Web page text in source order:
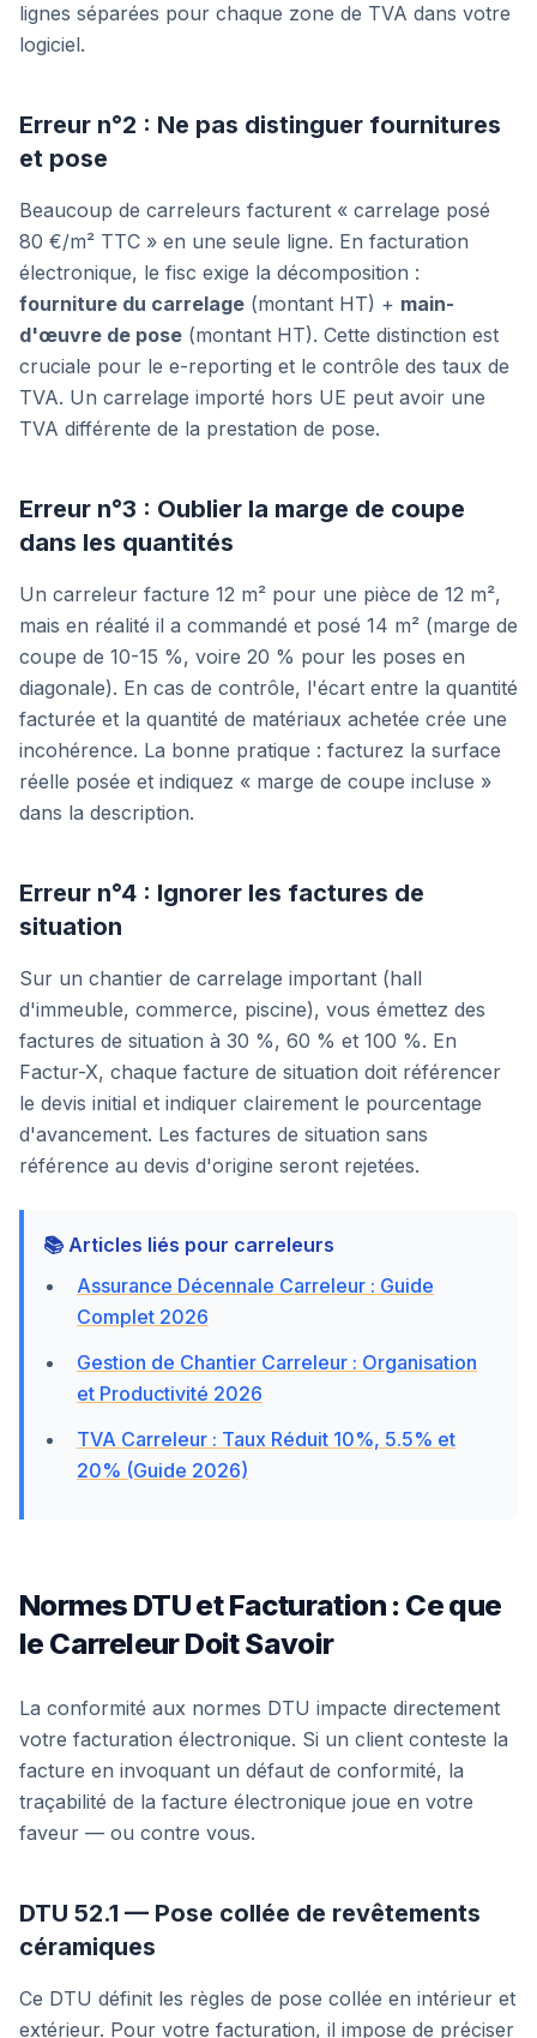
lignes séparées pour chaque zone de TVA dans votre
logiciel.
Erreur n°2 : Ne pas distinguer fournitures
et pose
Beaucoup de carreleurs facturent « carrelage posé
80 €/m² TTC » en une seule ligne. En facturation
électronique, le fisc exige la décomposition :
fourniture du carrelage (montant HT) + main-
d'œuvre de pose (montant HT). Cette distinction est
cruciale pour le e-reporting et le contrôle des taux de
TVA. Un carrelage importé hors UE peut avoir une
TVA différente de la prestation de pose.
Erreur n°3 : Oublier la marge de coupe
dans les quantités
Un carreleur facture 12 m² pour une pièce de 12 m²,
mais en réalité il a commandé et posé 14 m² (marge de
coupe de 10-15 %, voire 20 % pour les poses en
diagonale). En cas de contrôle, l'écart entre la quantité
facturée et la quantité de matériaux achetée crée une
incohérence. La bonne pratique : facturez la surface
réelle posée et indiquez « marge de coupe incluse »
dans la description.
Erreur n°4 : Ignorer les factures de
situation
Sur un chantier de carrelage important (hall
d'immeuble, commerce, piscine), vous émettez des
factures de situation à 30 %, 60 % et 100 %. En
Factur-X, chaque facture de situation doit référencer
le devis initial et indiquer clairement le pourcentage
d'avancement. Les factures de situation sans
référence au devis d'origine seront rejetées.
📚 Articles liés pour carreleurs
Assurance Décennale Carreleur : Guide
Complet 2026
Gestion de Chantier Carreleur : Organisation
et Productivité 2026
TVA Carreleur : Taux Réduit 10%, 5.5% et
20% (Guide 2026)
Normes DTU et Facturation : Ce que
le Carreleur Doit Savoir
La conformité aux normes DTU impacte directement
votre facturation électronique. Si un client conteste la
facture en invoquant un défaut de conformité, la
traçabilité de la facture électronique joue en votre
faveur — ou contre vous.
DTU 52.1 — Pose collée de revêtements
céramiques
Ce DTU définit les règles de pose collée en intérieur et
extérieur. Pour votre facturation, il impose de préciser